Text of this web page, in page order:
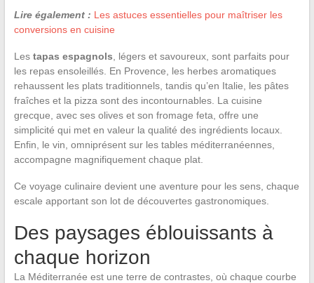
Lire également : Les astuces essentielles pour maîtriser les
conversions en cuisine
Les tapas espagnols , légers et savoureux, sont parfaits pour
les repas ensoleillés. En Provence, les herbes aromatiques
rehaussent les plats traditionnels, tandis qu’en Italie, les pâtes
fraîches et la pizza sont des incontournables. La cuisine
grecque, avec ses olives et son fromage feta, offre une
simplicité qui met en valeur la qualité des ingrédients locaux.
Enfin, le vin, omniprésent sur les tables méditerranéennes,
accompagne magnifiquement chaque plat.
Ce voyage culinaire devient une aventure pour les sens, chaque
escale apportant son lot de découvertes gastronomiques.
Des paysages éblouissants à
chaque horizon
La Méditerranée est une terre de contrastes, où chaque courbe